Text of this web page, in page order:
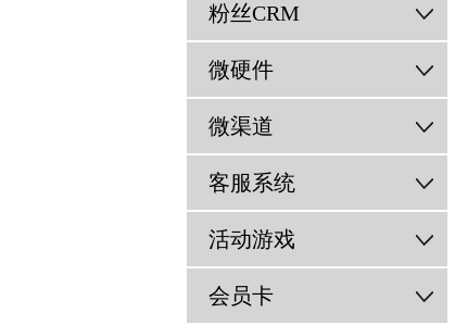
粉丝CRM
微硬件
微渠道
客服系统
活动游戏
会员卡